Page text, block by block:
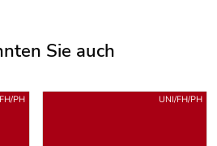
Sie auch
PH UNI/FH/PH